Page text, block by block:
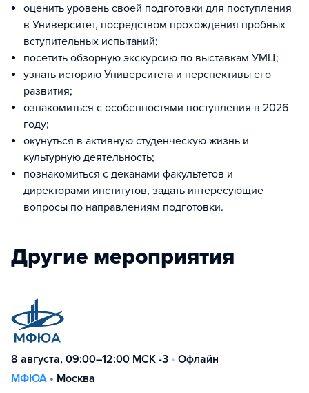
оценить уровень своей подготовки для поступления
в Университет, посредством прохождения пробных
вступительных испытаний;
посетить обзорную экскурсию по выставкам УМЦ;
узнать историю Университета и перспективы его
развития;
ознакомиться с особенностями поступления в 2026
году;
окунуться в активную студенческую жизнь и
культурную деятельность;
познакомиться с деканами факультетов и
директорами институтов, задать интересующие
вопросы по направлениям подготовки.
Другие мероприятия
8 августа, 09:00–12:00 МСК -3 • Офлайн
МФЮА • Москва